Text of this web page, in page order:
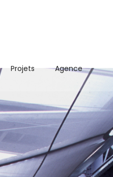
Projets Agence